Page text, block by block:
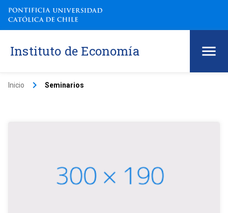
Instituto de Economía
Inicio keyboard_arrow_right Seminarios